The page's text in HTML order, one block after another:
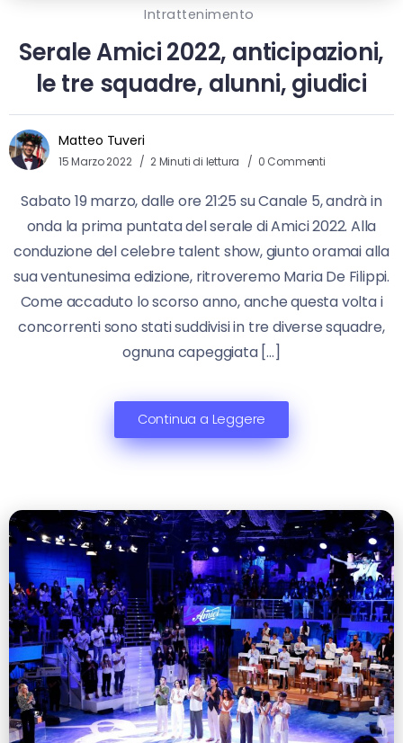
Intrattenimento
Serale Amici 2022, anticipazioni,
le tre squadre, alunni, giudici
Matteo Tuveri
15 Marzo 2022 2 Minuti di lettura 0 Commenti
Sabato 19 marzo, dalle ore 21:25 su Canale 5, andrà in
onda la prima puntata del serale di Amici 2022. Alla
conduzione del celebre talent show, giunto oramai alla
sua ventunesima edizione, ritroveremo Maria De Filippi.
Come accaduto lo scorso anno, anche questa volta i
concorrenti sono stati suddivisi in tre diverse squadre,
ognuna capeggiata […]
Continua a Leggere